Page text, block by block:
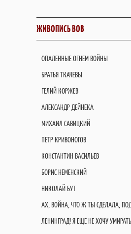
ЖИВОПИСЬ ВОВ
ОПАЛЕННЫЕ ОГНЕМ ВОЙНЫ
БРАТЬЯ ТКАЧЕВЫ
ГЕЛИЙ КОРЖЕВ
АЛЕКСАНДР ДЕЙНЕКА
МИХАИЛ САВИЦКИЙ
ПЕТР КРИВОНОГОВ
КОНСТАНТИН ВАСИЛЬЕВ
БОРИС НЕМЕНСКИЙ
НИКОЛАЙ БУТ
АХ, ВОЙНА, ЧТО Ж ТЫ СДЕЛАЛА,
ЛЕНИНГРАД! Я ЕЩЕ НЕ ХОЧУ